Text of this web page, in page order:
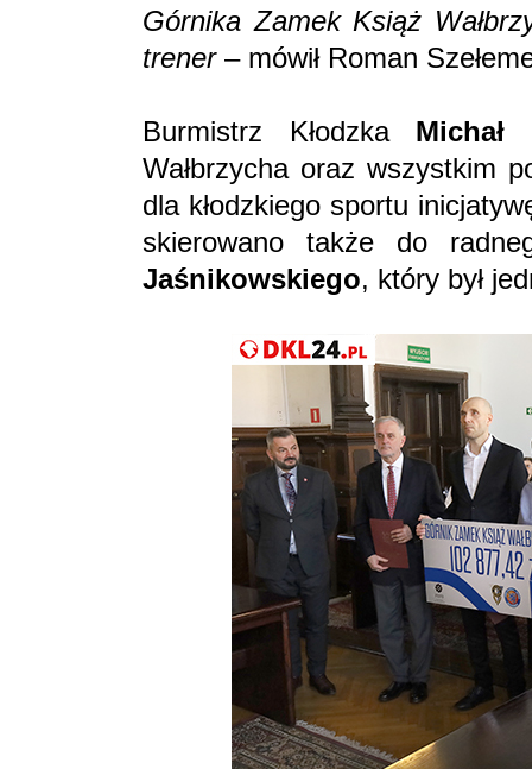
Górnika Zamek Książ
trener– mówił Roman
Burmistrz Kłodzka Michał
Wałbrzycha oraz wszystkim
dla kłodzkiego sportu
skierowano także do
Jaśnikowskiego, który był